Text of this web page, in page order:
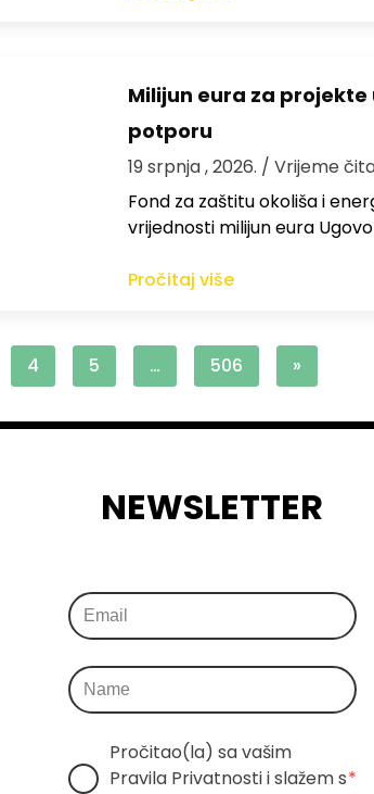
Milijun eura za
potporu
19 srpnja , 2026. / Vrijeme
Fond za zaštitu okoliša i
vrijednosti milijun eura
Pročitaj više
4 5 … 506 »
NEWSLETTER
Pročitao(la) sa vašim
Pravila Privatnosti i slažem s *